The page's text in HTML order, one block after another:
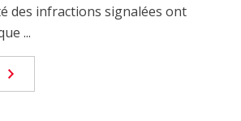
des infractions signalées ont
...